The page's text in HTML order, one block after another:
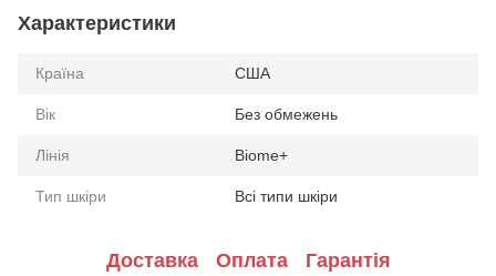
Характеристики
Країна США
Вік Без обмежень
Лінія Biome+
Тип шкіри Всі типи шкіри
Доставка Оплата Гарантія